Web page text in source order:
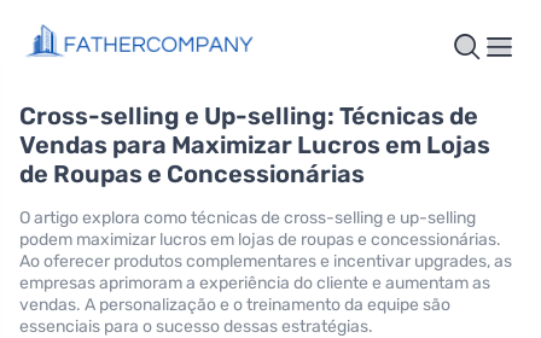
Cross-selling e Up-selling: Técnicas de
Vendas para Maximizar Lucros em Lojas
de Roupas e Concessionárias
O artigo explora como técnicas de cross-selling e up-selling
podem maximizar lucros em lojas de roupas e concessionárias.
Ao oferecer produtos complementares e incentivar upgrades, as
empresas aprimoram a experiência do cliente e aumentam as
vendas. A personalização e o treinamento da equipe são
essenciais para o sucesso dessas estratégias.